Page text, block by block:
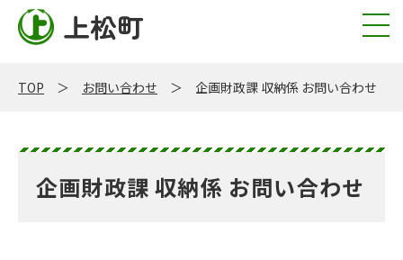
上松町
TOP お問い合わせ 企画財政課 収納係 お問い合わせ
企画財政課 収納係 お問い合わせ